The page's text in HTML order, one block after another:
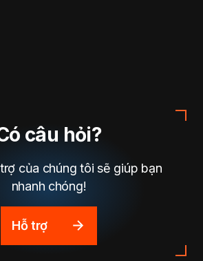
câu hỏi?
của chúng tôi sẽ giúp bạn
nhanh chóng!
Hỗ trợ